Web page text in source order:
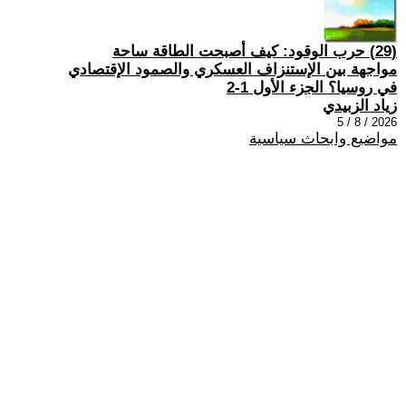
(29) حرب الوقود: كيف أصبحت الطاقة ساحة
مواجهة بين الإستنزاف العسكري والصمود الإقتصادي
في روسيا؟ الجزء الأول 1-2
زياد الزبيدي
2026 / 8 / 5
مواضيع وابحاث سياسية